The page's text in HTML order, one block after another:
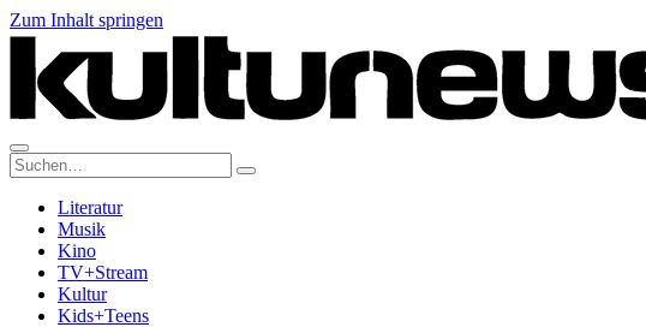
Zum Inhalt springen
Suche:
Literatur
Musik
Kino
TV+Stream
Kultur
Kids+Teens